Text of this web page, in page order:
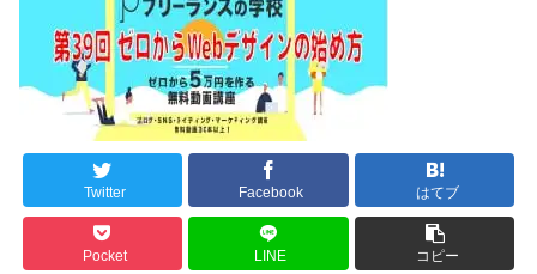
Twitter Facebook はてブ
Pocket LINE コピー